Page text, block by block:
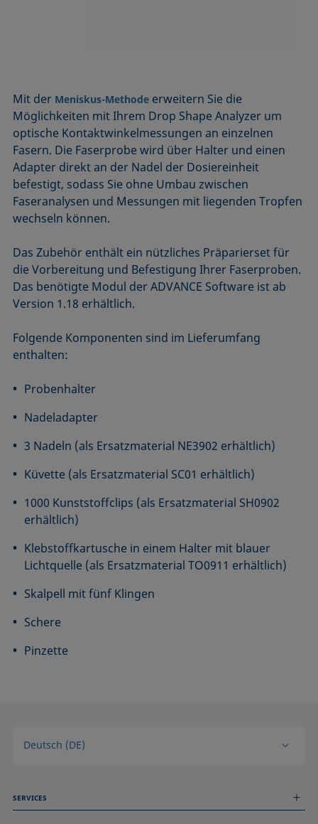
Mit der Meniskus-Methode erweitern Sie die
Möglichkeiten mit Ihrem Drop Shape Analyzer um
optische Kontaktwinkelmessungen an einzelnen
Fasern. Die Faserprobe wird über Halter und einen
Adapter direkt an der Nadel der Dosiereinheit
befestigt, sodass Sie ohne Umbau zwischen
Faseranalysen und Messungen mit liegenden Tropfen
wechseln können.
Das Zubehör enthält ein nützliches Präparierset für
die Vorbereitung und Befestigung Ihrer Faserproben.
Das benötigte Modul der ADVANCE Software ist ab
Version 1.18 erhältlich.
Folgende Komponenten sind im Lieferumfang
enthalten:
Probenhalter
Nadeladapter
3 Nadeln (als Ersatzmaterial NE3902 erhältlich)
Küvette (als Ersatzmaterial SC01 erhältlich)
1000 Kunststoffclips (als Ersatzmaterial SH0902
erhältlich)
Klebstoffkartusche in einem Halter mit blauer
Lichtquelle (als Ersatzmaterial TO0911 erhältlich)
Skalpell mit fünf Klingen
Schere
Pinzette
Deutsch (DE)
SERVICES